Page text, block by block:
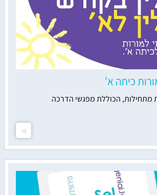
כיתה א'
מתחילות, הכוללת מפגשי הדרכה